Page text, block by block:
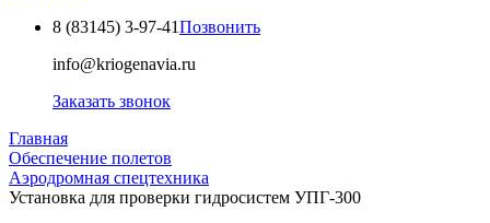
8 (83145) 3-97-41Позвонить
info@kriogenavia.ru
Заказать звонок
Главная
Обеспечение полетов
Аэродромная спецтехника
Установка для проверки гидросистем УПГ-300